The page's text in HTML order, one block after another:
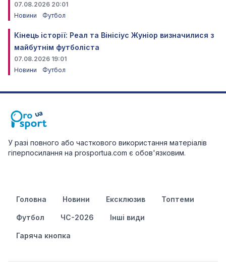
07.08.2026 20:01
Новини
Футбол
Кінець історії: Реал та Вінісіус Жуніор визначилися з
майбутнім футболіста
07.08.2026 19:01
Новини
Футбол
У разі повного або часткового використання матеріалів
гіперпосилання на prosportua.com є обов'язковим.
Головна Новини Ексклюзив Топтеми
Футбол ЧС-2026 Інші види
Гаряча кнопка